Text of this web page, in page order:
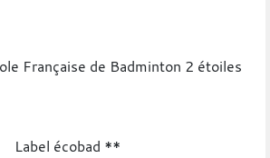
Française de Badminton 2 étoiles
Label écobad **